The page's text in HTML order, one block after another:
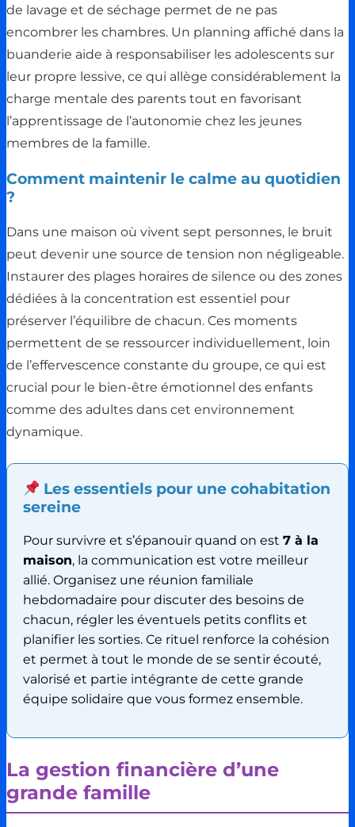
de lavage et de séchage permet de ne pas
encombrer les chambres. Un planning affiché dans la
buanderie aide à responsabiliser les adolescents sur
leur propre lessive, ce qui allège considérablement la
charge mentale des parents tout en favorisant
l’apprentissage de l’autonomie chez les jeunes
membres de la famille.
Comment maintenir le calme au quotidien
?
Dans une maison où vivent sept personnes, le bruit
peut devenir une source de tension non négligeable.
Instaurer des plages horaires de silence ou des zones
dédiées à la concentration est essentiel pour
préserver l’équilibre de chacun. Ces moments
permettent de se ressourcer individuellement, loin
de l’effervescence constante du groupe, ce qui est
crucial pour le bien-être émotionnel des enfants
comme des adultes dans cet environnement
dynamique.
Les essentiels pour une cohabitation
sereine
Pour survivre et s’épanouir quand on est 7 à la
maison, la communication est votre meilleur
allié. Organisez une réunion familiale
hebdomadaire pour discuter des besoins de
chacun, régler les éventuels petits conflits et
planifier les sorties. Ce rituel renforce la cohésion
et permet à tout le monde de se sentir écouté,
valorisé et partie intégrante de cette grande
équipe solidaire que vous formez ensemble.
La gestion financière d’une
grande famille